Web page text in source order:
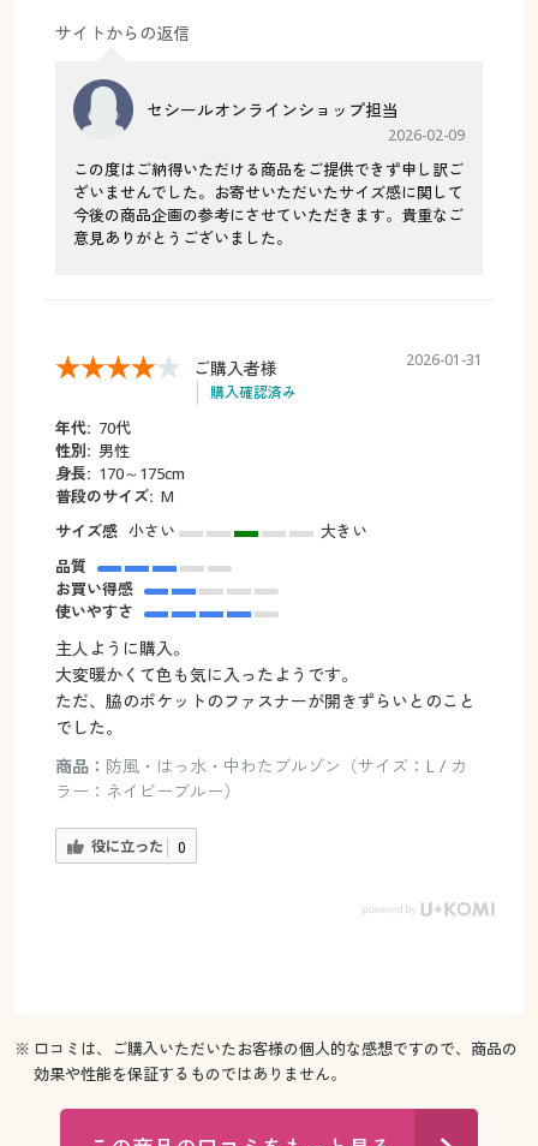
サイトからの返信
セシールオンラインショップ担当
2026-02-09
この度はご納得いただける商品をご提供できず申し訳ご
ざいませんでした。お寄せいただいたサイズ感に関して
今後の商品企画の参考にさせていただきます。貴重なご
意見ありがとうございました。
ご購入者様
購入確認済み
2026-01-31
年代: 70代
性別: 男性
身長: 170～175cm
普段のサイズ: M
サイズ感 小さい
大きい
品質
お買い得感
使いやすさ
主人ように購入。
大変暖かくて色も気に入ったようです。
ただ、脇のポケットのファスナーが開きずらいとのこと
でした。
商品： 防風・はっ水・中わたブルゾン（サイズ：L / カ
ラー：ネイビーブルー）
役に立った 0
※ 口コミは、ご購入いただいたお客様の個人的な感想ですので、商品の
効果や性能を保証するものではありません。